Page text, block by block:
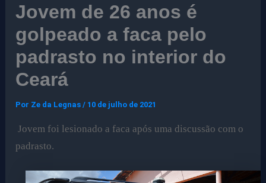
Jovem de 26 anos é
golpeado a faca pelo
padrasto no interior do
Ceará
Por Ze da Legnas/ 10 de julho de 2021
Jovem foi lesionado a faca após uma discussão com o
padrasto.